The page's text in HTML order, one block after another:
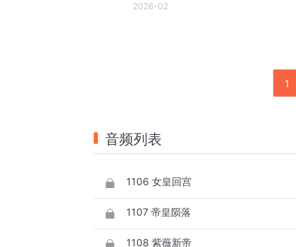
2026-02
1
音频列表
1106 女皇回宫
1107 帝皇陨落
1108 紫薇新帝